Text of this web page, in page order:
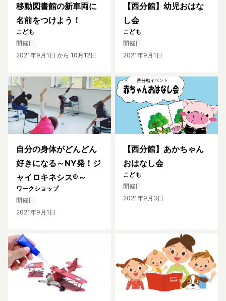
移動図書館の新車両に
名前をつけよう！
こども
開催日
2021年9月1日 から 10月12日
【西分館】幼児おはな
し会
こども
開催日
2021年9月1日
自分の身体がどんどん
好きになる～NY発！ジ
ャイロキネシス®～
ワークショップ
開催日
2021年9月1日
【西分館】あかちゃん
おはなし会
こども
開催日
2021年9月3日